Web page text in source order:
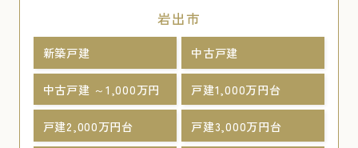
岩出市
新築戸建 中古戸建
中古戸建 ～1,000万円 戸建1,000万円台
戸建2,000万円台 戸建3,000万円台